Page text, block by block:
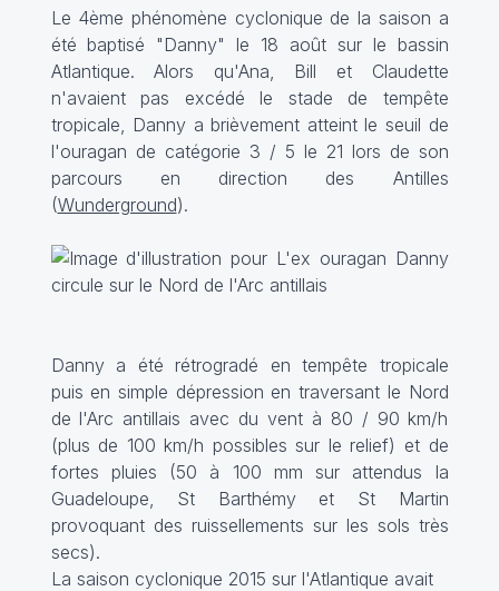
Le 4ème phénomène cyclonique de la saison a
été baptisé "Danny" le 18 août sur le bassin
Atlantique. Alors qu'Ana, Bill et Claudette
n'avaient pas excédé le stade de tempête
tropicale, Danny a brièvement atteint le seuil de
l'ouragan de catégorie 3 / 5 le 21 lors de son
parcours en direction des Antilles
(Wunderground).
Danny a été rétrogradé en tempête tropicale
puis en simple dépression en traversant le Nord
de l'Arc antillais avec du vent à 80 / 90 km/h
(plus de 100 km/h possibles sur le relief) et de
fortes pluies (50 à 100 mm sur attendus la
Guadeloupe, St Barthémy et St Martin
provoquant des ruissellements sur les sols très
secs).
La saison cyclonique 2015 sur l'Atlantique avait